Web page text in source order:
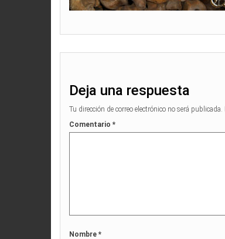
Deja una respuesta
Tu dirección de correo electrónico no será publicada.
Comentario *
Nombre *